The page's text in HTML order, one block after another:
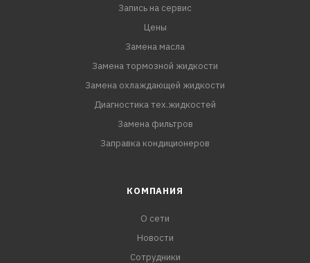
Запись на сервис
Цены
Замена масла
Замена тормозной жидкости
Замена охлаждающей жидкости
Диагностика тех.жидкостей
Замена фильтров
Заправка кондиционеров
КОМПАНИЯ
О сети
Новости
Сотрудники